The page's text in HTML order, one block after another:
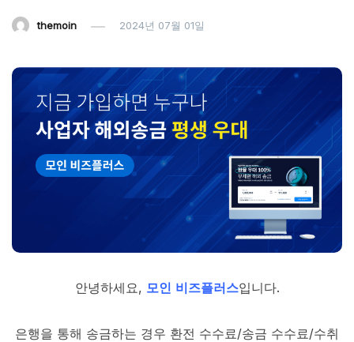
themoin 2024년 07월 01일
안녕하세요, 모인 비즈플러스입니다.
은행을 통해 송금하는 경우 환전 수수료/송금 수수료/수취